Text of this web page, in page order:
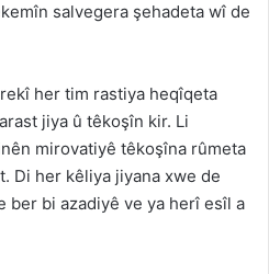
salvegera şehadeta wî de
her tim rastiya heqîqeta
jiya û têkoşîn kir. Li
mirovatiyê têkoşîna rûmeta
Di her kêliya jiyana xwe de
ber bi azadiyê ve ya herî esîl a